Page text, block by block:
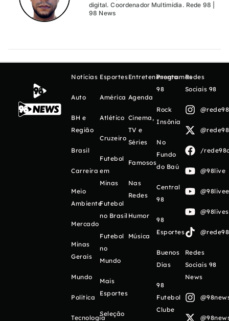
digital. Coordenador Multimídia. Rede 98 |
98 News
Notícias
Auto
BH e
Região
Brasil
Carreira
Meio
Ambiente
Mercado
Minas
Gerais
Mundo
Política
Tecnologia
Esportes
América
Atlético
Cruzeiro
Futebol
em
Minas
Futebol
no Brasil
Futebol
no
Mundo
Mais
Esportes
Seleção
Entretenimento
Agenda
Cinema,
TV e
Séries
Famosos
Nas
Redes
Humor
Música
Programas
98
Rock
Insônia
No
Fundo
do Baú
Central
98
98
Esportes
Buenos
Días
98
Futebol
Clube
Redes
Sociais 98
/
@98live
Redes
Sociais 98
News